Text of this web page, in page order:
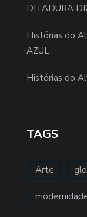
DITADURA
Histórias do
AZUL
Histórias do
TAGS
Arte